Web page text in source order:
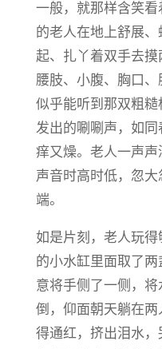
一般，就那样含笑
的老人在地上舒展
起、扎丫着双手去摸
腰肢、小腹、胸口
似乎能听到那双粗
发出的唰唰声，如
痒又燥。老人一声声
声音时高时低，忽
端。
如是片刻，老人玩
的小水缸里面取了
意将手侧了一侧，
倒，仰面朝天躺在
得通红，挤出泪水，